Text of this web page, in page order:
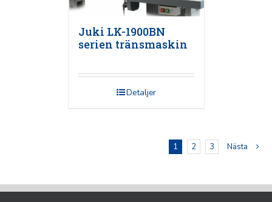
Juki LK-1900BN
serien tränsmaskin
Detaljer
1 2 3 Nästa